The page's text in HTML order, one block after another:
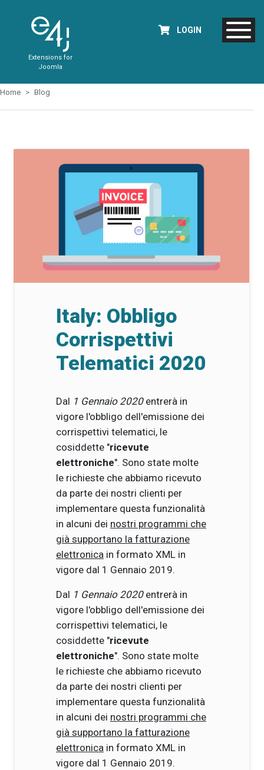
Extensions for
Joomla
LOGIN
Home Blog
Italy: Obbligo
Corrispettivi
Telematici 2020
Dal 1 Gennaio 2020entrerà in
vigore l'obbligo dell'emissione dei
corrispettivi telematici, le
cosiddette "ricevute
elettroniche". Sono state molte
le richieste che abbiamo ricevuto
da parte dei nostri clienti per
implementare questa funzionalità
in alcuni dei nostri programmi che
già supportano la fatturazione
elettronicain formato XML in
vigore dal 1 Gennaio 2019.
Dal 1 Gennaio 2020entrerà in
vigore l'obbligo dell'emissione dei
corrispettivi telematici, le
cosiddette "ricevute
elettroniche". Sono state molte
le richieste che abbiamo ricevuto
da parte dei nostri clienti per
implementare questa funzionalità
in alcuni dei nostri programmi che
già supportano la fatturazione
elettronicain formato XML in
vigore dal 1 Gennaio 2019.